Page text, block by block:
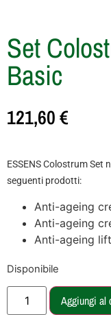
Set
Basic
121,60€
ESSENS Colostrum Set
seguenti prodotti:
Anti-ageing
Anti-ageing
Anti-ageing
Disponibile
Aggiungi al